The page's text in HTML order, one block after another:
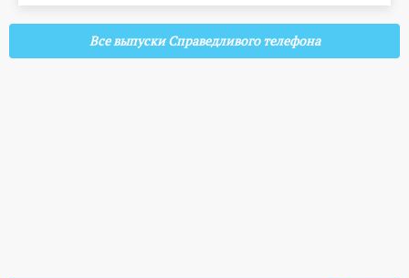
Все выпуски Справедливого телефона